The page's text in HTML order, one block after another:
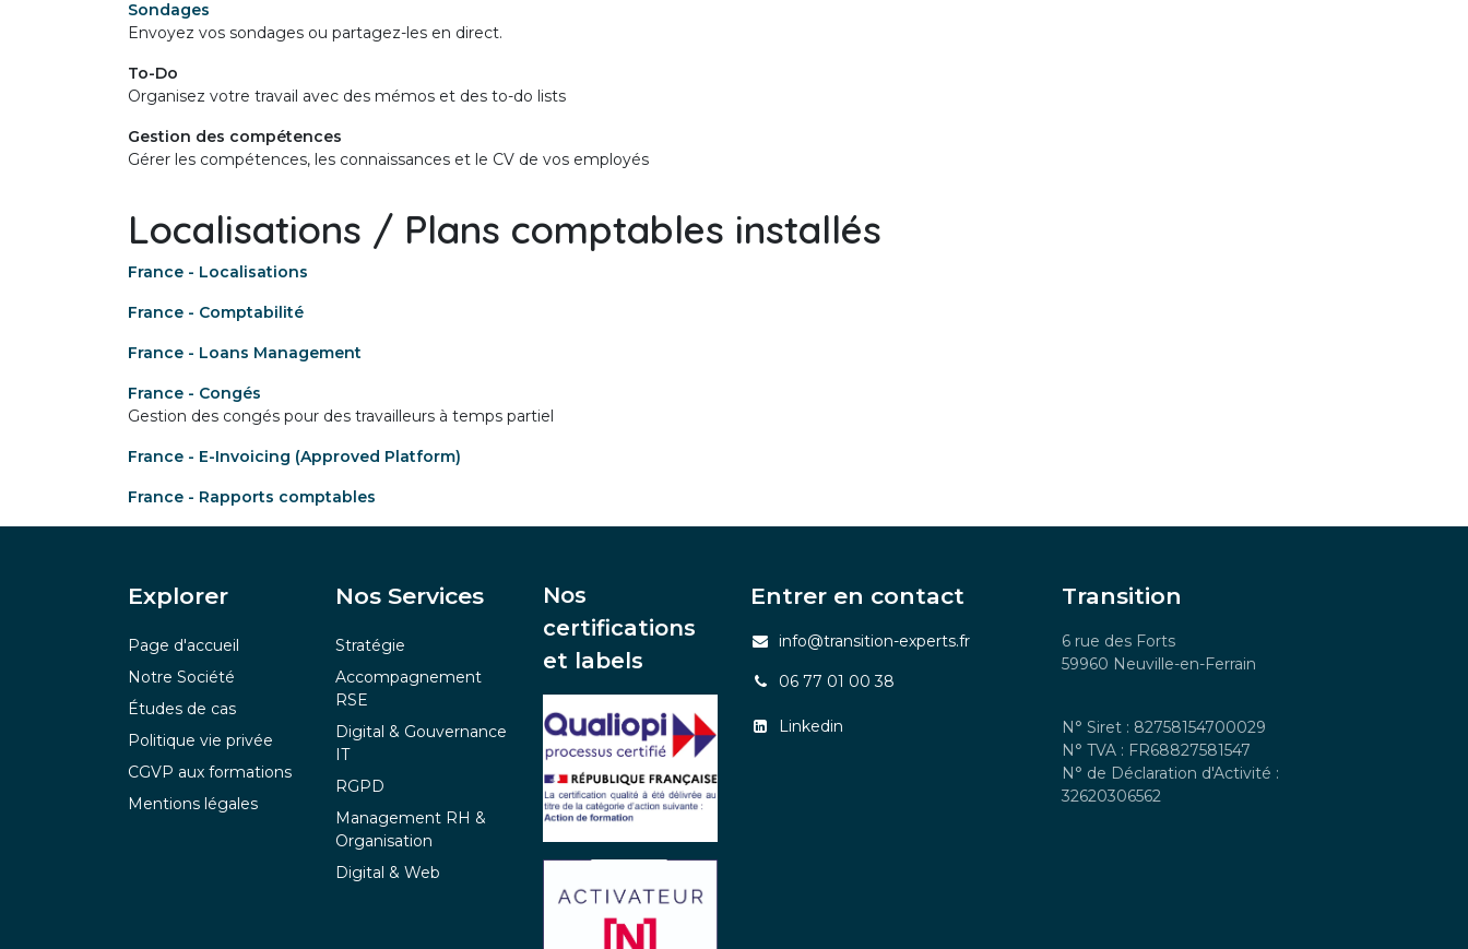
Sondages
Envoyez vos sondages ou partagez-les en direct.
To-Do
Organisez votre travail avec des mémos et des to-do lists
Gestion des compétences
Gérer les compétences, les connaissances et le CV de vos employés
Localisations / Plans comptables installés
France - Localisations
France - Comptabilité
France - Loans Management
France - Congés
Gestion des congés pour des travailleurs à temps partiel
France - E-Invoicing (Approved Platform)
France - Rapports comptables
Explor​er
Page d'accueil
Notre Société
Études de cas
Politique vie privée
CGVP aux formations
Mentions légales
Nos Services
Stratégie
Accompagnement
RSE
Digital & Gouvernance
IT
RGPD
Management RH &
Organisation
Digital & Web
Nos
certifications
et labels
Entrer en contact
info@transition-experts.fr
06 77 01 00 38
Linkedin
Transition
6 rue des Forts
59960 Neuville-en-Ferrain
N° Siret : 82758154700029
N° TVA : FR68827581547
N° de Déclaration d'Activité :
32620306562